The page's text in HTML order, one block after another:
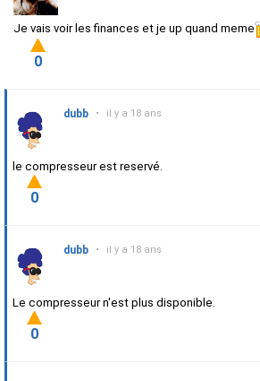
Je vais voir les finances et je up quand meme
0
dubb • il y a 18 ans
le compresseur est reservé.
0
dubb • il y a 18 ans
Le compresseur n'est plus disponible.
0